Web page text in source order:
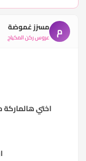
م مسزز غموضة
عروس ركن المكياج
اختي هالماركة